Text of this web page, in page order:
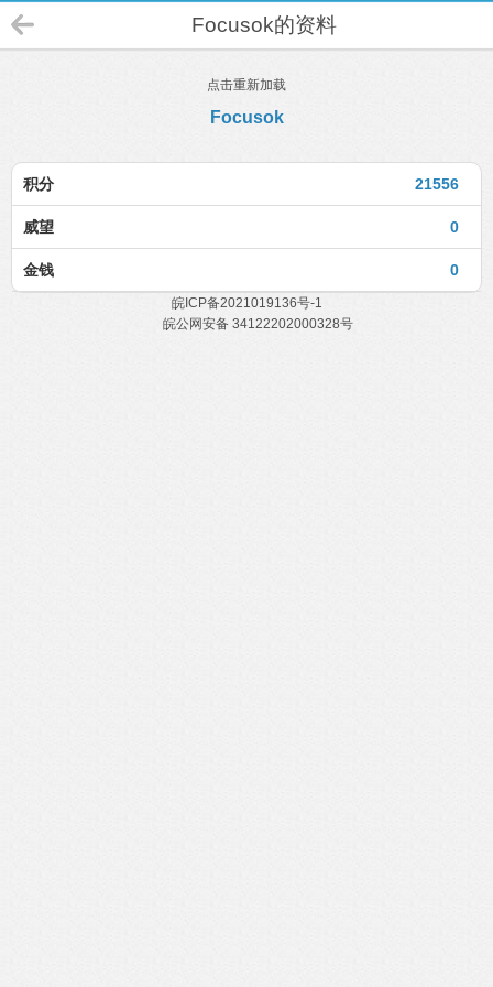
Focusok的资料
点击重新加载
Focusok
21556
积分
0
威望
0
金钱
皖ICP备2021019136号-1
皖公网安备 34122202000328号